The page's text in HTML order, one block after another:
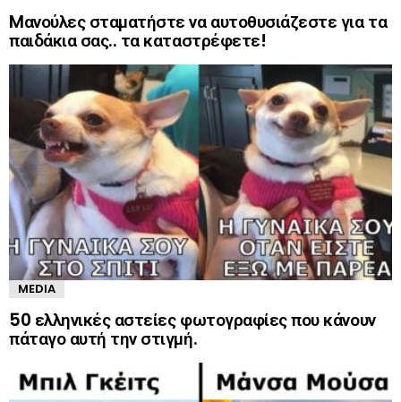
Mανούλες σταματήστε να αυτοθυσιάζεστε για τα
παιδάκια σας.. τα καταστρέφετε!
MEDIA
50 ελληνικές αστείες φωτογραφίες που κάνουν
πάταγο αυτή την στιγμή.